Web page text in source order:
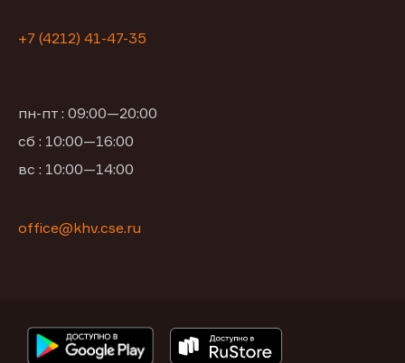
+7 (4212) 41-47-35
пн-пт : 09:00—20:00
сб : 10:00—16:00
вс : 10:00—14:00
office@khv.cse.ru